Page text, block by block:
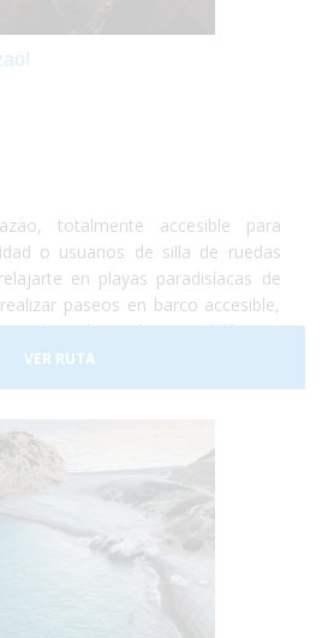
totalmente accesible para
o usuarios de silla de ruedas
en playas paradisíacas de
paseos en barco accesible,
adaptado, nadar con delfines y
adaptadas para personas con
VER RUTA